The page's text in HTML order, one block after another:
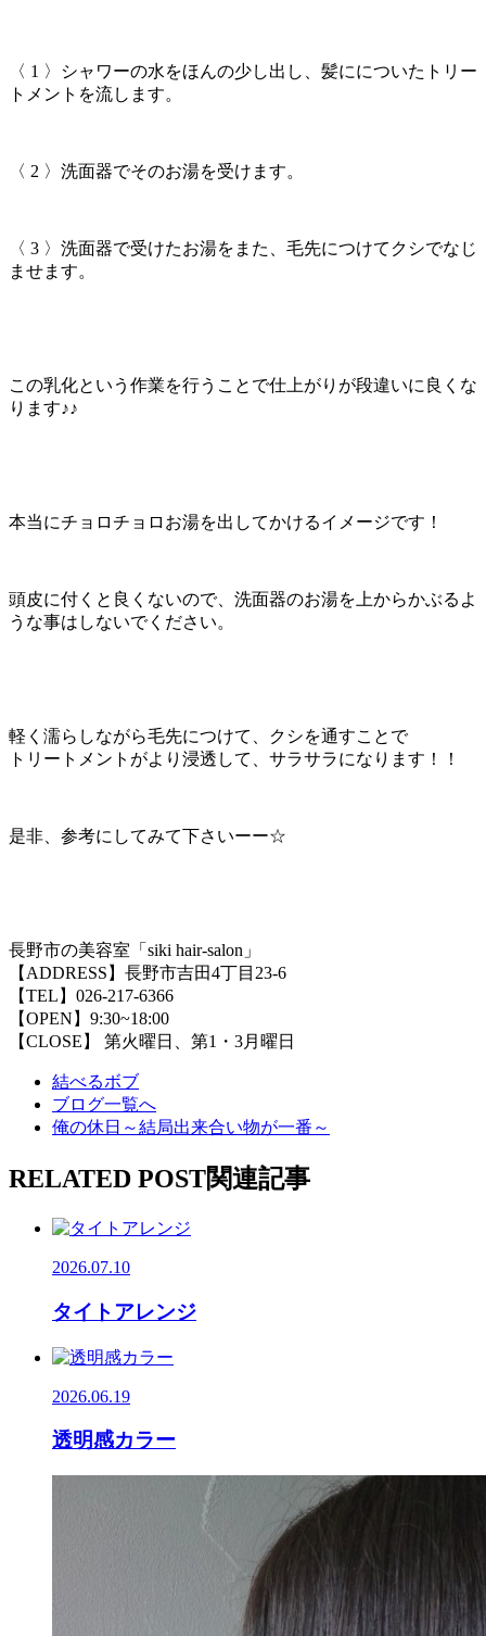
〈 1 〉シャワーの水をほんの少し出し、髪にについたトリー
トメントを流します。
〈 2 〉洗面器でそのお湯を受けます。
〈 3 〉洗面器で受けたお湯をまた、毛先につけてクシでなじ
ませます。
この乳化という作業を行うことで仕上がりが段違いに良くな
ります♪♪
本当にチョロチョロお湯を出してかけるイメージです！
頭皮に付くと良くないので、洗面器のお湯を上からかぶるよ
うな事はしないでください。
軽く濡らしながら毛先につけて、クシを通すことで
トリートメントがより浸透して、サラサラになります！！
是非、参考にしてみて下さいーー☆
長野市の美容室「siki hair-salon」
【ADDRESS】長野市吉田4丁目23-6
【TEL】026-217-6366
【OPEN】9:30~18:00
【CLOSE】 第火曜日、第1・3月曜日
結べるボブ
ブログ一覧へ
俺の休日～結局出来合い物が一番～
RELATED POST関連記事
2026.07.10
タイトアレンジ
2026.06.19
透明感カラー